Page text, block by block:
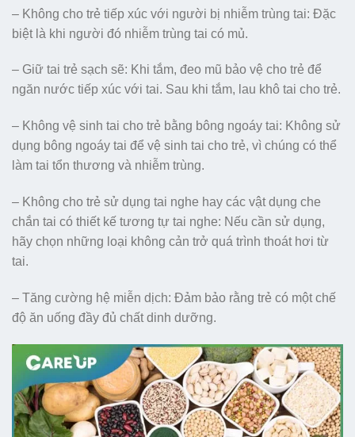
– Không cho trẻ tiếp xúc với người bị nhiễm trùng tai: Đặc
biệt là khi người đó nhiễm trùng tai có mủ.
– Giữ tai trẻ sạch sẽ: Khi tắm, đeo mũ bảo vệ cho trẻ để
ngăn nước tiếp xúc với tai. Sau khi tắm, lau khô tai cho trẻ.
– Không vệ sinh tai cho trẻ bằng bông ngoáy tai: Không sử
dụng bông ngoáy tai để vệ sinh tai cho trẻ, vì chúng có thể
làm tai tổn thương và nhiễm trùng.
– Không cho trẻ sử dụng tai nghe hay các vật dụng che
chắn tai có thiết kế tương tự tai nghe: Nếu cần sử dụng,
hãy chọn những loại không cản trở quá trình thoát hơi từ
tai.
– Tăng cường hệ miễn dịch: Đảm bảo rằng trẻ có một chế
độ ăn uống đầy đủ chất dinh dưỡng.